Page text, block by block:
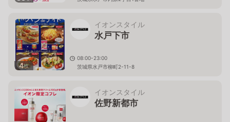
4枚
イオンスタイル
水戸下市
08:00-23:00
茨城県水戸市柳町2-11-8
イオンスタイル
佐野新都市